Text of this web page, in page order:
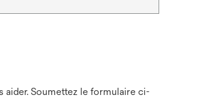
Soumettez le formulaire ci-